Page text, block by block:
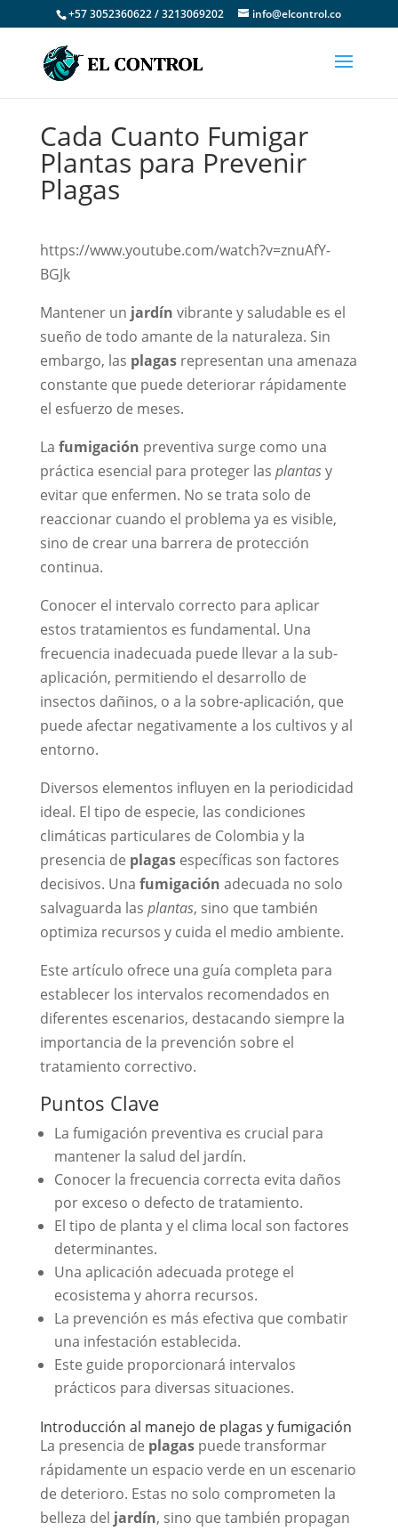
+57 3052360622 / 3213069202 info@elcontrol.co
Cada Cuanto Fumigar
Plantas para Prevenir
Plagas
https://www.youtube.com/watch?v=znuAfY-
BGJk
Mantener un jardín vibrante y saludable es el
sueño de todo amante de la naturaleza. Sin
embargo, las plagasrepresentan una amenaza
constante que puede deteriorar rápidamente
el esfuerzo de meses.
La fumigación preventiva surge como una
práctica esencial para proteger las plantasy
evitar que enfermen. No se trata solo de
reaccionar cuando el problema ya es visible,
sino de crear una barrera de protección
continua.
Conocer el intervalo correcto para aplicar
estos tratamientos es fundamental. Una
frecuencia inadecuada puede llevar a la sub-
aplicación, permitiendo el desarrollo de
insectos dañinos, o a la sobre-aplicación, que
puede afectar negativamente a los cultivos y al
entorno.
Diversos elementos influyen en la periodicidad
ideal. El tipo de especie, las condiciones
climáticas particulares de Colombia y la
presencia de plagasespecíficas son factores
decisivos. Una fumigación adecuada no solo
salvaguarda las plantas, sino que también
optimiza recursos y cuida el medio ambiente.
Este artículo ofrece una guía completa para
establecer los intervalos recomendados en
diferentes escenarios, destacando siempre la
importancia de la prevención sobre el
tratamiento correctivo.
Puntos Clave
La fumigación preventiva es crucial para
mantener la salud del jardín.
Conocer la frecuencia correcta evita daños
por exceso o defecto de tratamiento.
El tipo de planta y el clima local son factores
determinantes.
Una aplicación adecuada protege el
ecosistema y ahorra recursos.
La prevención es más efectiva que combatir
una infestación establecida.
Este guide proporcionará intervalos
prácticos para diversas situaciones.
Introducción al manejo de plagas y fumigación
La presencia de plagaspuede transformar
rápidamente un espacio verde en un escenario
de deterioro. Estas no solo comprometen la
belleza del jardín, sino que también propagan